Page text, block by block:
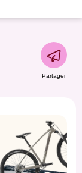
Partager